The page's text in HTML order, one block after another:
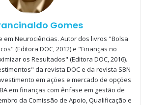
CONCEITOS BÁSICOS EM
E INVESTIMENTOS
PARA INVESTIR EM ATIVOS
Gomes
em Neurociências. Autor dos livros "Bolsa
(Editora DOC, 2012) e "Finanças no
os Resultados" (Editora DOC, 2016).
da revista DOC e da revista SBN
em ações e mercado de opções
em finanças com ênfase em gestão de
da Comissão de Apoio, Qualificação e